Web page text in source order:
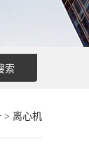
> 离心机